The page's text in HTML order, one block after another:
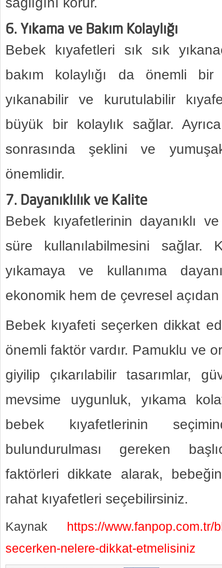
6. Yıkama ve Bakım Kolaylığı
Bebek kıyafetleri sık sık
bakım kolaylığı da önemli bir
yıkanabilir ve kurutulabilir
büyük bir kolaylık sağlar.
sonrasında şeklini ve
önemlidir.
7. Dayanıklılık ve Kalite
Bebek kıyafetlerinin dayanıklı
süre kullanılabilmesini sağlar.
yıkamaya ve kullanıma
ekonomik hem de çevresel açıdan
Bebek kıyafeti seçerken dikkat
önemli faktör vardır. Pamuklu ve
giyilip çıkarılabilir tasarımlar,
mevsime uygunluk, yıkama
bebek kıyafetlerinin
bulundurulması gereken
faktörleri dikkate alarak,
rahat kıyafetleri seçebilirsiniz.
Kaynak
https://www.fanpop.com.tr/
secerken-nelere-dikkat-etmelisiniz